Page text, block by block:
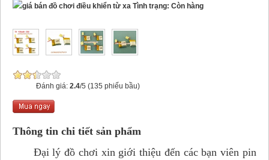
Tình trạng: Còn hàng
Đánh giá:2.4/5 (135 phiếu bầu)
Thông tin chi tiết sản phẩm
Đại lý đồ chơi xin giới thiệu đến các bạn viên pin